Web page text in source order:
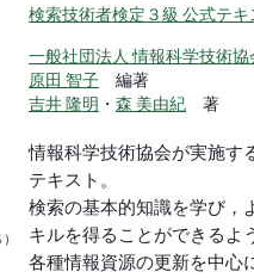
検索技術者検定３級 公式テキ
一般社団法人 情報科学技術協
原田 智子 編著
吉井 隆明 ・ 森 美由紀 著
情報科学技術協会が実施す
テキスト。
検索の基本的知識を学び，
キルを得ることができるよ
各種情報資源の更新を中心